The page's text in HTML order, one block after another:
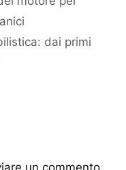
dai primi